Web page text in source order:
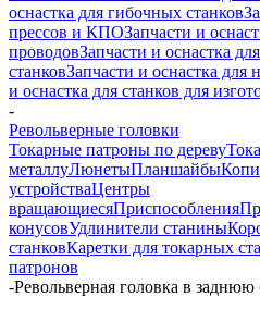
оснастка для гибочных станков
прессов и КПОЗапчасти и
проводовЗапчасти и оснастка
станковЗапчасти и оснастка для
и оснастка для станков для
-
Револьверные головки
Токарные патроны по дереву
металлуЛюнетыПланшайбы
устройстваЦентры
вращающиесяПриспособления
конусовУдлинители станины
станковКаретки для токарных
патронов
-Револьверная головка в